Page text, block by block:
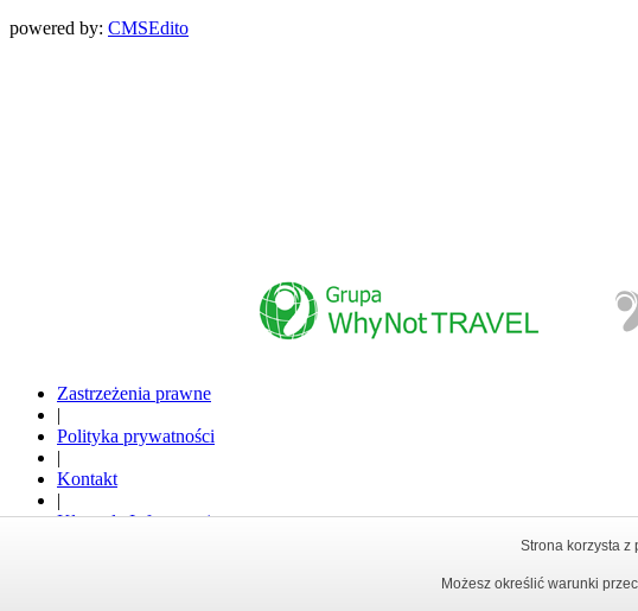
powered by: CMSEdito
Zastrzeżenia prawne
|
Polityka prywatności
|
Kontakt
|
Klauzula Informacyjna
Strona korzysta z
Możesz określić warunki